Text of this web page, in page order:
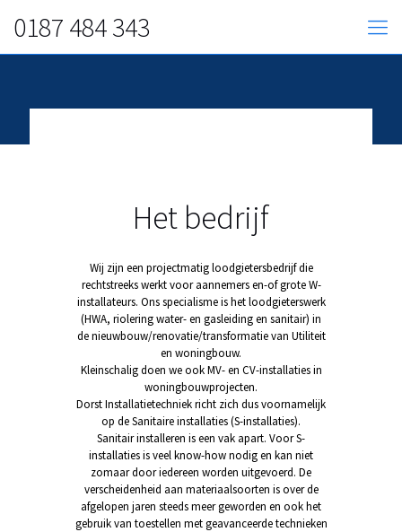
0187 484 343
Het bedrijf
Wij zijn een projectmatig loodgietersbedrijf die
rechtstreeks werkt voor aannemers en-of grote W-
installateurs. Ons specialisme is het loodgieterswerk
(HWA, riolering water- en gasleiding en sanitair) in
de nieuwbouw/renovatie/transformatie van Utiliteit
en woningbouw.
Kleinschalig doen we ook MV- en CV-installaties in
woningbouwprojecten.
Dorst Installatietechniek richt zich dus voornamelijk
op de Sanitaire installaties (S-installaties).
Sanitair installeren is een vak apart. Voor S-
installaties is veel know-how nodig en kan niet
zomaar door iedereen worden uitgevoerd. De
verscheidenheid aan materiaalsoorten is over de
afgelopen jaren steeds meer geworden en ook het
gebruik van toestellen met geavanceerde technieken